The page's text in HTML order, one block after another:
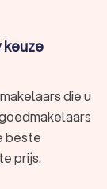
keuze
die u
beste
prijs.